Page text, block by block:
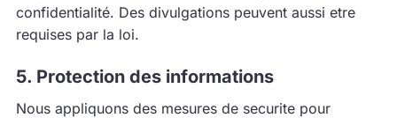
confidentialité. Des divulgations peuvent aussi etre
requises par la loi.
5. Protection des informations
Nous appliquons des mesures de securite pour